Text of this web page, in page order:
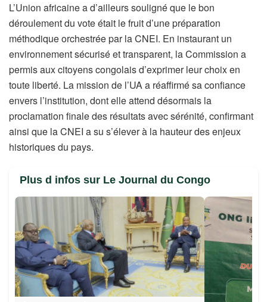
L’Union africaine a d’ailleurs souligné que le bon
déroulement du vote était le fruit d’une préparation
méthodique orchestrée par la CNEI. En instaurant un
environnement sécurisé et transparent, la Commission a
permis aux citoyens congolais d’exprimer leur choix en
toute liberté. La mission de l’UA a réaffirmé sa confiance
envers l’institution, dont elle attend désormais la
proclamation finale des résultats avec sérénité, confirmant
ainsi que la CNEI a su s’élever à la hauteur des enjeux
historiques du pays.
Plus d infos sur Le Journal du Congo